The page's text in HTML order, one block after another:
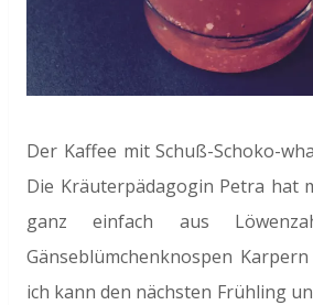
Der Kaffee mit Schuß-Schoko-
Die Kräuterpädagogin Petra hat
ganz einfach aus
Gänseblümchenknospen
ich kann den nächsten Frühling